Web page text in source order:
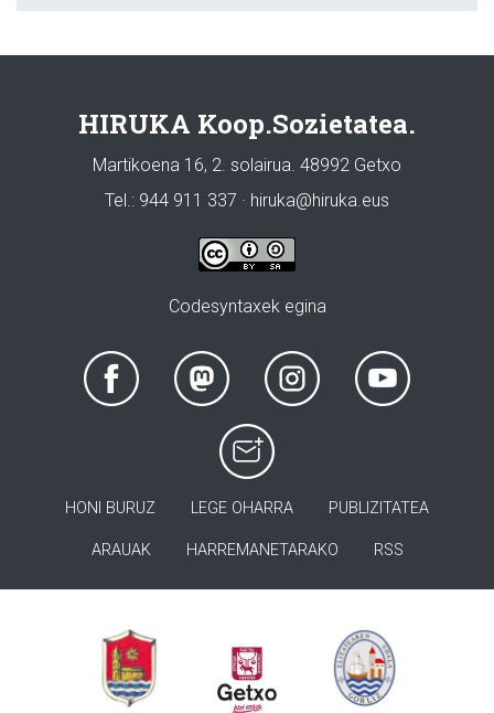
HIRUKA Koop.Sozietatea.
Martikoena 16, 2. solairua. 48992 Getxo
Tel.: 944 911 337 · hiruka@hiruka.eus
Codesyntaxek egina
HONI BURUZ LEGE OHARRA PUBLIZITATEA
ARAUAK HARREMANETARAKO RSS